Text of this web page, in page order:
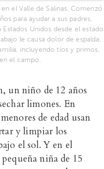
el Valle de Salinas. Comenzó
para ayudar a sus padres,
Unidos desde el estado
le causa dolor de espalda,
incluyendo tíos y primos,
el campo.
un niño de 12 años
limones. En
de edad usan
y limpiar los
el sol. Y en el
niña de 15